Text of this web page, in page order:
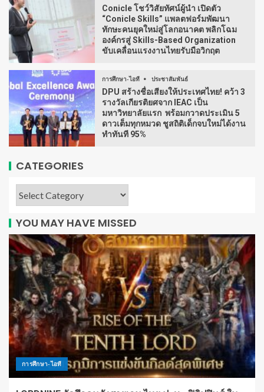
Conicle โชว์วิสัยทัศน์ผู้นำ เปิดตัว
“Conicle Skills” แพลตฟอร์มพัฒนา
ทักษะคนยุคใหม่สู่โลกอนาคต พลิกโฉม
องค์กรสู่ Skills-Based Organization
ขับเคลื่อนแรงงานไทยรับมือวิกฤต
การศึกษา-ไอที ประชาสัมพันธ์
DPU สร้างชื่อเสียงให้ประเทศไทย! คว้า 3
รางวัลเกียรติยศจาก IEAC เป็น
มหาวิทยาลัยแรก พร้อมกวาดประเมิน 5
ดาวเต็มทุกหมวด ชูสถิติเด็กจบใหม่ได้งาน
ทำทันที 95%
CATEGORIES
YOU MAY HAVE MISSED
การศึกษา-ไอที